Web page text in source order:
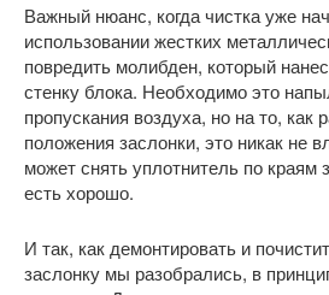
Важный нюанс, когда чистка уже
использовании жестких
повредить молибден, который
стенку блока. Необходимо это
пропускания воздуха, но на то, как
положения заслонки, это никак не
может снять уплотнитель по краям
есть хорошо.
И так, как демонтировать и
заслонку мы разобрались, в